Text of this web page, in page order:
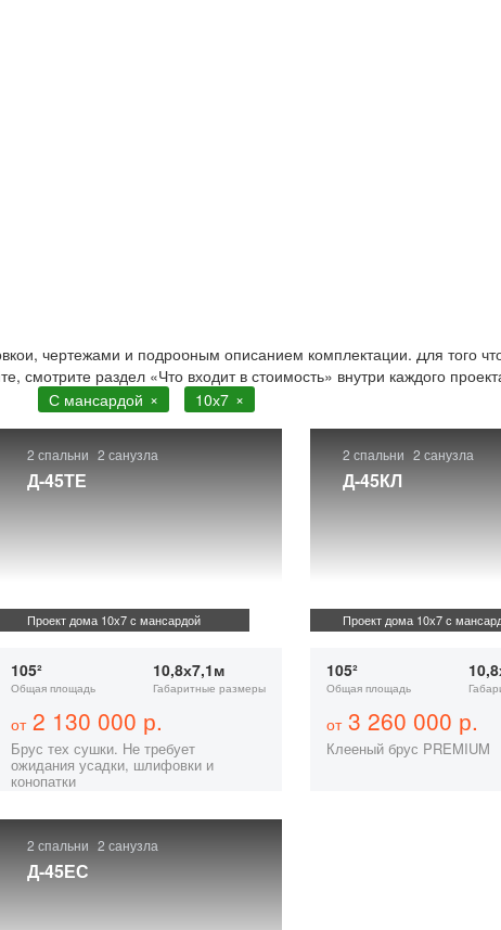
чертежами и подробным описанием комплектации. Для того
смотрите раздел «Что входит в стоимость» внутри каждого
С мансардой 10х7
2 спальни 2 санузла
Д-45ТЕ
Проект дома 10х7 с мансардой
105²
Общая площадь
10,8х7,1м
Габаритные размеры
от2 130 000 р.
Брус тех сушки. Не требует
ожидания усадки, шлифовки и
конопатки
2 спальни 2 санузла
Д-45КЛ
Проект дома 10х7 с
105²
Общая площадь
от3 260 000 р.
Клееный брус PREMIUM
2 спальни 2 санузла
Д-45ЕС